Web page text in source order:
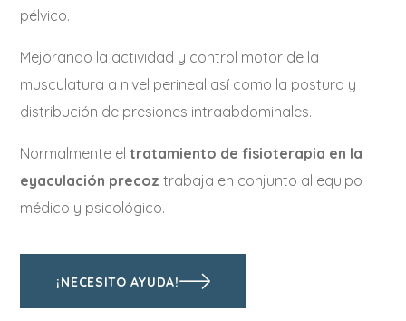
pélvico.
Mejorando la actividad y control motor de la
musculatura a nivel perineal así como la postura y
distribución de presiones intraabdominales.
Normalmente eltratamiento de fisioterapia en la
eyaculación precoz trabaja en conjunto al equipo
médico y psicológico.
¡NECESITO AYUDA!